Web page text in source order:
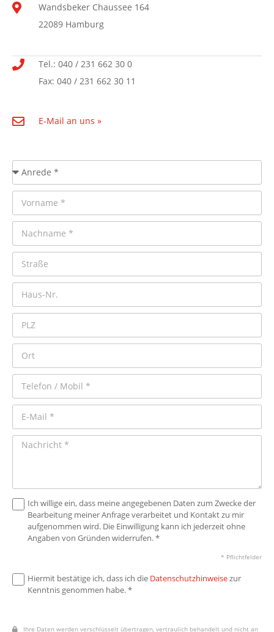
Wandsbeker Chaussee 164
22089 Hamburg
Tel.: 040 / 231 662 30 0
Fax: 040 / 231 662 30 11
E-Mail an uns »
Ich willige ein, dass meine angegebenen Daten zum Zwecke der
Bearbeitung meiner Anfrage verarbeitet und Kontakt zu mir
aufgenommen wird. Die Einwilligung kann ich jederzeit ohne
Angaben von Gründen widerrufen. *
* Pflichtfelder
Hiermit bestätige ich, dass ich die Datenschutzhinweisezur
Kenntnis genommen habe. *
Ihre Daten werden verschlüsselt übertragen, vertraulich behandelt und nicht an